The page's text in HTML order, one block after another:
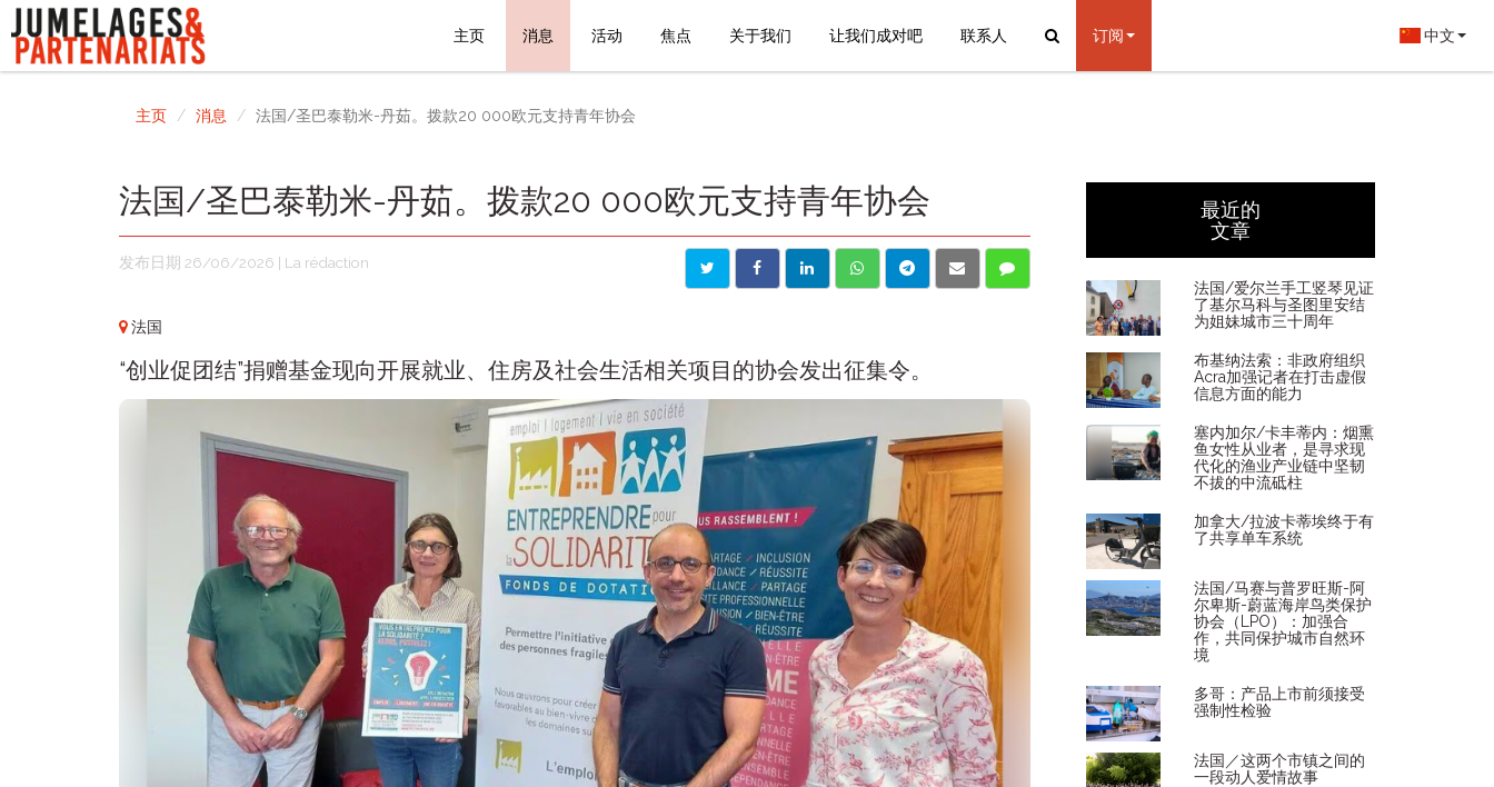
主页 消息 活动 焦点 关于我们 让我们成对吧 联系人 订阅 中文
主页 消息 法国/圣巴泰勒米-丹茹。拨款20 000欧元支持青年协会
法国/圣巴泰勒米-丹茹。拨款20 000欧元支持青年协会
发布日期 26/06/2026 | La rédaction
法国
“创业促团结”捐赠基金现向开展就业、住房及社会生活相关项目的协会发出征集令。
最近的
文章
法国/爱尔兰手工竖琴见证
了基尔马科与圣图里安结
为姐妹城市三十周年
布基纳法索：非政府组织
Acra加强记者在打击虚假
信息方面的能力
塞内加尔/卡丰蒂内：烟熏
鱼女性从业者，是寻求现
代化的渔业产业链中坚韧
不拔的中流砥柱
加拿大/拉波卡蒂埃终于有
了共享单车系统
法国/马赛与普罗旺斯-阿
尔卑斯-蔚蓝海岸鸟类保护
协会（LPO）：加强合
作，共同保护城市自然环
境
多哥：产品上市前须接受
强制性检验
法国／这两个市镇之间的
一段动人爱情故事